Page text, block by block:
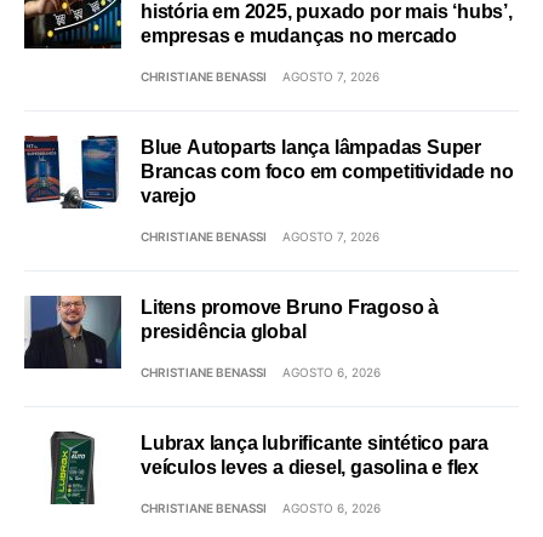
história em 2025, puxado por mais ‘hubs’,
empresas e mudanças no mercado
CHRISTIANE BENASSI AGOSTO 7, 2026
Blue Autoparts lança lâmpadas Super
Brancas com foco em competitividade no
varejo
CHRISTIANE BENASSI AGOSTO 7, 2026
Litens promove Bruno Fragoso à
presidência global
CHRISTIANE BENASSI AGOSTO 6, 2026
Lubrax lança lubrificante sintético para
veículos leves a diesel, gasolina e flex
CHRISTIANE BENASSI AGOSTO 6, 2026